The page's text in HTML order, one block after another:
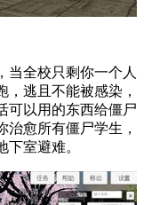
当全校只剩你一个人
逃且不能被感染，
可以用的东西给僵尸
愈所有僵尸学生，
室避难。